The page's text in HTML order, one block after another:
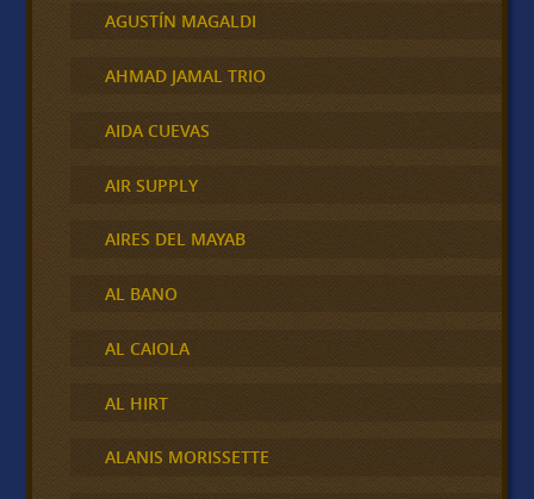
AGUSTÍN MAGALDI
AHMAD JAMAL TRIO
AIDA CUEVAS
AIR SUPPLY
AIRES DEL MAYAB
AL BANO
AL CAIOLA
AL HIRT
ALANIS MORISSETTE